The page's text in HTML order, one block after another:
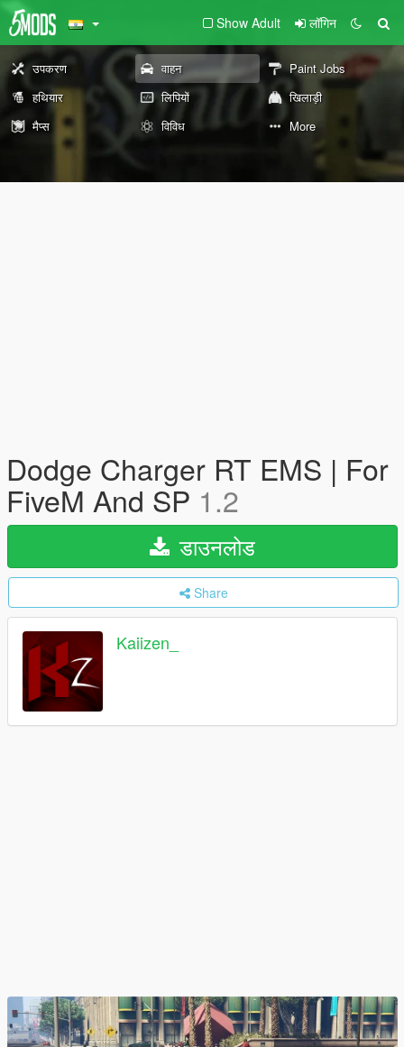
Show Adult लॉगिन
उपकरण वाहन
Paint Jobs
हथियार
लिपियों
खिलाड़ी
मैप्स
विविध More
Dodge Charger RT EMS | For
FiveM And SP 1.2
डाउनलोड
Share
Kaiizen_